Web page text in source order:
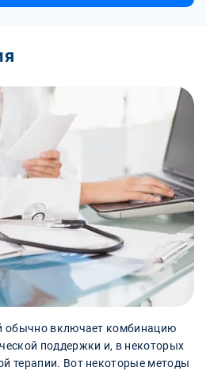
обычно включает комбинацию
поддержки и, в некоторых
терапии. Вот некоторые методы